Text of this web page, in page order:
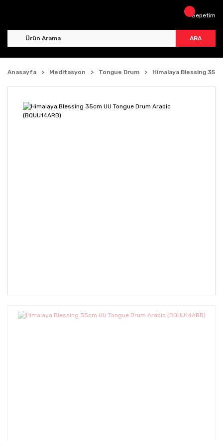
ARA
Sepetim
Anasayfa Meditasyon Tongue Drum Himalaya Blessing